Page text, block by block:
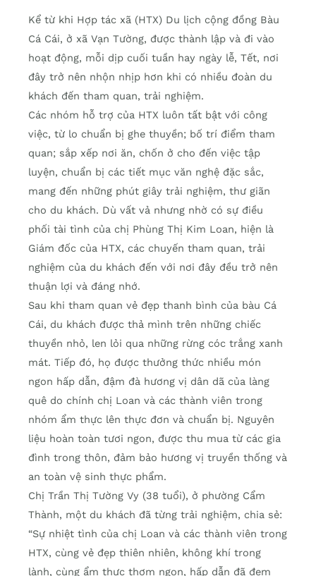
Kể từ khi Hợp tác xã (HTX) Du lịch cộng đồng Bàu
Cá Cái, ở xã Vạn Tường, được thành lập và đi vào
hoạt động, mỗi dịp cuối tuần hay ngày lễ, Tết, nơi
đây trở nên nhộn nhịp hơn khi có nhiều đoàn du
khách đến tham quan, trải nghiệm.
Các nhóm hỗ trợ của HTX luôn tất bật với công
việc, từ lo chuẩn bị ghe thuyền; bố trí điểm tham
quan; sắp xếp nơi ăn, chốn ở cho đến việc tập
luyện, chuẩn bị các tiết mục văn nghệ đặc sắc,
mang đến những phút giây trải nghiệm, thư giãn
cho du khách. Dù vất vả nhưng nhờ có sự điều
phối tài tình của chị Phùng Thị Kim Loan, hiện là
Giám đốc của HTX, các chuyến tham quan, trải
nghiệm của du khách đến với nơi đây đều trở nên
thuận lợi và đáng nhớ.
Sau khi tham quan vẻ đẹp thanh bình của bàu Cá
Cái, du khách được thả mình trên những chiếc
thuyền nhỏ, len lỏi qua những rừng cóc trắng xanh
mát. Tiếp đó, họ được thưởng thức nhiều món
ngon hấp dẫn, đậm đà hương vị dân dã của làng
quê do chính chị Loan và các thành viên trong
nhóm ẩm thực lên thực đơn và chuẩn bị. Nguyên
liệu hoàn toàn tươi ngon, được thu mua từ các gia
đình trong thôn, đảm bảo hương vị truyền thống và
an toàn vệ sinh thực phẩm.
Chị Trần Thị Tường Vy (38 tuổi), ở phường Cẩm
Thành, một du khách đã từng trải nghiệm, chia sẻ:
“Sự nhiệt tình của chị Loan và các thành viên trong
HTX, cùng vẻ đẹp thiên nhiên, không khí trong
lành, cùng ẩm thực thơm ngon, hấp dẫn đã đem